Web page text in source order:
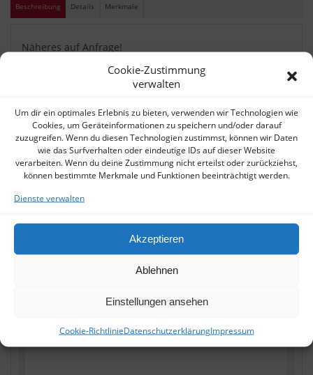
Cookie-Zustimmung
verwalten
Um dir ein optimales Erlebnis zu bieten, verwenden wir Technologien wie
Cookies, um Geräteinformationen zu speichern und/oder darauf
zuzugreifen. Wenn du diesen Technologien zustimmst, können wir Daten
wie das Surfverhalten oder eindeutige IDs auf dieser Website
verarbeiten. Wenn du deine Zustimmung nicht erteilst oder zurückziehst,
können bestimmte Merkmale und Funktionen beeinträchtigt werden.
Dienste verwalten
Akzeptieren
Ablehnen
Einstellungen ansehen
Cookie-RichtlinieDatenschutzerklärungImpressum
Beschreibung Details Merkmale
Näheres auf Anfrage!
OBJEKTANFRAGE